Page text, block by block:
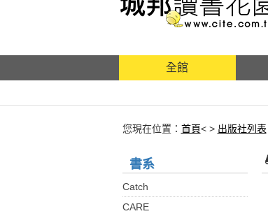
全館
您現在位置： 首頁< > 出版社列表
書系
Catch
CARE